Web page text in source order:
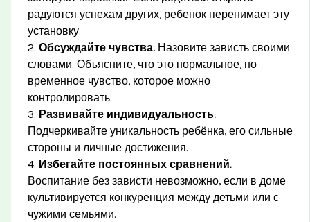
радуются успехам других, ребенок перенимает эту
установку.
2.Обсуждайте чувства. Назовите зависть своими
словами. Объясните, что это нормальное, но
временное чувство, которое можно
контролировать.
3. Развивайте индивидуальность.
Подчеркивайте уникальность ребёнка, его сильные
стороны и личные достижения.
4. Избегайте постоянных сравнений.
Воспитание без зависти невозможно, если в доме
культивируется конкуренция между детьми или с
чужими семьями.